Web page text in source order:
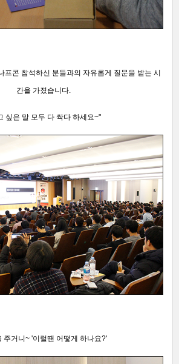
프콘 참석하신 분들과의 자유롭게 질문을 받는 시
간을 가졌습니다.
싶은 말 모두 다 싹다 하세요~"
주거니~ '이럴땐 어떻게 하나요?'